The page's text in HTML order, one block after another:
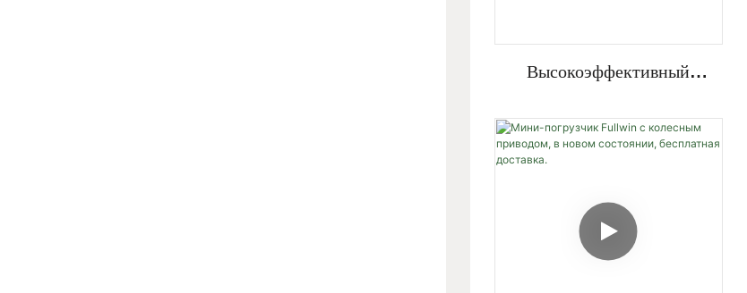
Высокоэффективный
Невидимым Двигателем,
Работающий На Высоких
Стальных Гусеницах,
Грузоподъемностью 4
Тонны.